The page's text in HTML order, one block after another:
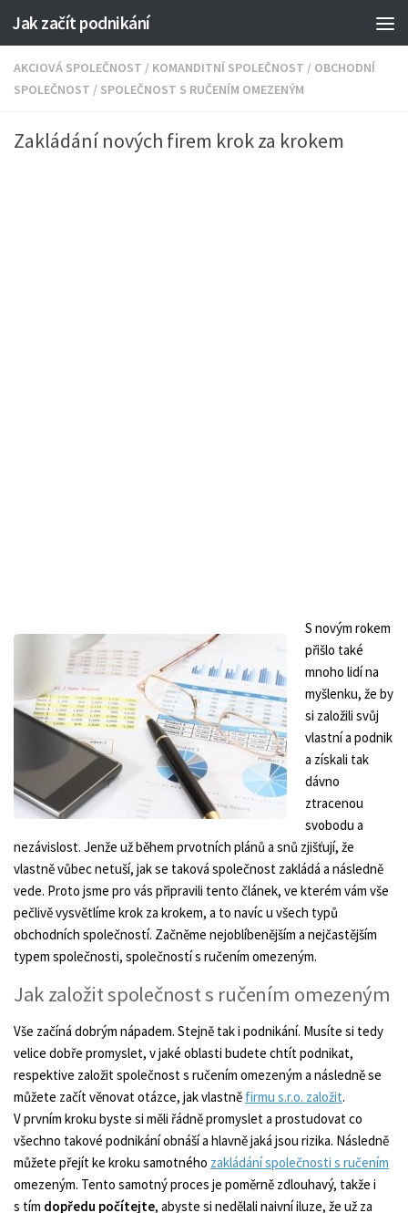
Jak začít podnikání
AKCIOVÁ SPOLEČNOST / KOMANDITNÍ SPOLEČNOST / OBCHODNÍ
SPOLEČNOST / SPOLEČNOST S RUČENÍM OMEZENÝM
Zakládání nových firem krok za krokem
S novým rokem
přišlo také
mnoho lidí na
myšlenku, že by
si založili svůj
vlastní a podnik
a získali tak
dávno
ztracenou
svobodu a
nezávislost. Jenže už během prvotních plánů a snů zjišťují, že
vlastně vůbec netuší, jak se taková společnost zakládá a následně
vede. Proto jsme pro vás připravili tento článek, ve kterém vám vše
pečlivě vysvětlíme krok za krokem, a to navíc u všech typů
obchodních společností. Začněme nejoblíbenějším a nejčastějším
typem společnosti, společností s ručením omezeným.
Jak založit společnost s ručením omezeným
Vše začíná dobrým nápadem. Stejně tak i podnikání. Musíte si tedy
velice dobře promyslet, v jaké oblasti budete chtít podnikat,
respektive založit společnost s ručením omezeným a následně se
můžete začít věnovat otázce, jak vlastně firmu s.r.o. založit.
V prvním kroku byste si měli řádně promyslet a prostudovat co
všechno takové podnikání obnáší a hlavně jaká jsou rizika. Následně
můžete přejít ke kroku samotného zakládání společnosti s ručením
omezeným. Tento samotný proces je poměrně zdlouhavý, takže i
s tím dopředu počítejte, abyste si nedělali naivní iluze, že už za